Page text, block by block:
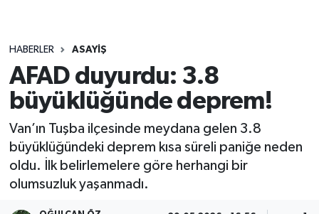
HABERLER ASAYIŞ
AFAD duyurdu: 3.8
büyüklüğünde deprem!
Van’ın Tuşba ilçesinde meydana gelen 3.8
büyüklüğündeki deprem kısa süreli paniğe neden
oldu. İlk belirlemelere göre herhangi bir
olumsuzluk yaşanmadı.
Alaplı
Asayiş
Bartın
Süper Lig Puan Durumu ve Fikstür
Tüm Manşetler
Son Dakika Haberleri
Haber Arşivi